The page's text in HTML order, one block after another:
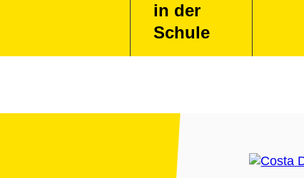
in der
Schule